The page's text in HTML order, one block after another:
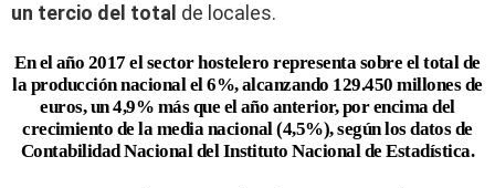
un tercio del total de locales.
En el año 2017 el sector hostelero representa sobre el total de
la producción nacional el 6%, alcanzando 129.450 millones de
euros, un 4,9% más que el año anterior, por encima del
crecimiento de la media nacional (4,5%), según los datos de
Contabilidad Nacional del Instituto Nacional de Estadística.